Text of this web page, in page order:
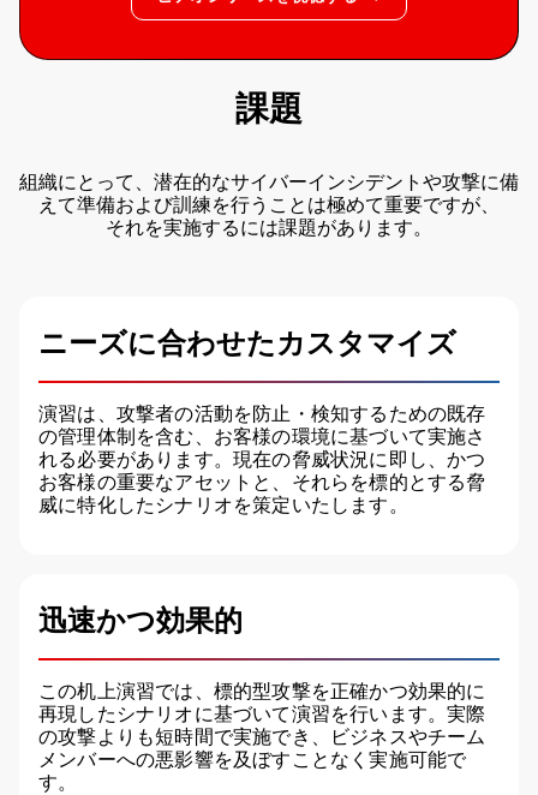
課題
組織にとって、潜在的なサイバーインシデントや攻撃に備
えて準備および訓練を行うことは極めて重要ですが、
それを実施するには課題があります。
ニーズに合わせたカスタマイズ
演習は、攻撃者の活動を防止・検知するための既存
の管理体制を含む、お客様の環境に基づいて実施さ
れる必要があります。現在の脅威状況に即し、かつ
お客様の重要なアセットと、それらを標的とする脅
威に特化したシナリオを策定いたします。
迅速かつ効果的
この机上演習では、標的型攻撃を正確かつ効果的に
再現したシナリオに基づいて演習を行います。実際
の攻撃よりも短時間で実施でき、ビジネスやチーム
メンバーへの悪影響を及ぼすことなく実施可能で
す。